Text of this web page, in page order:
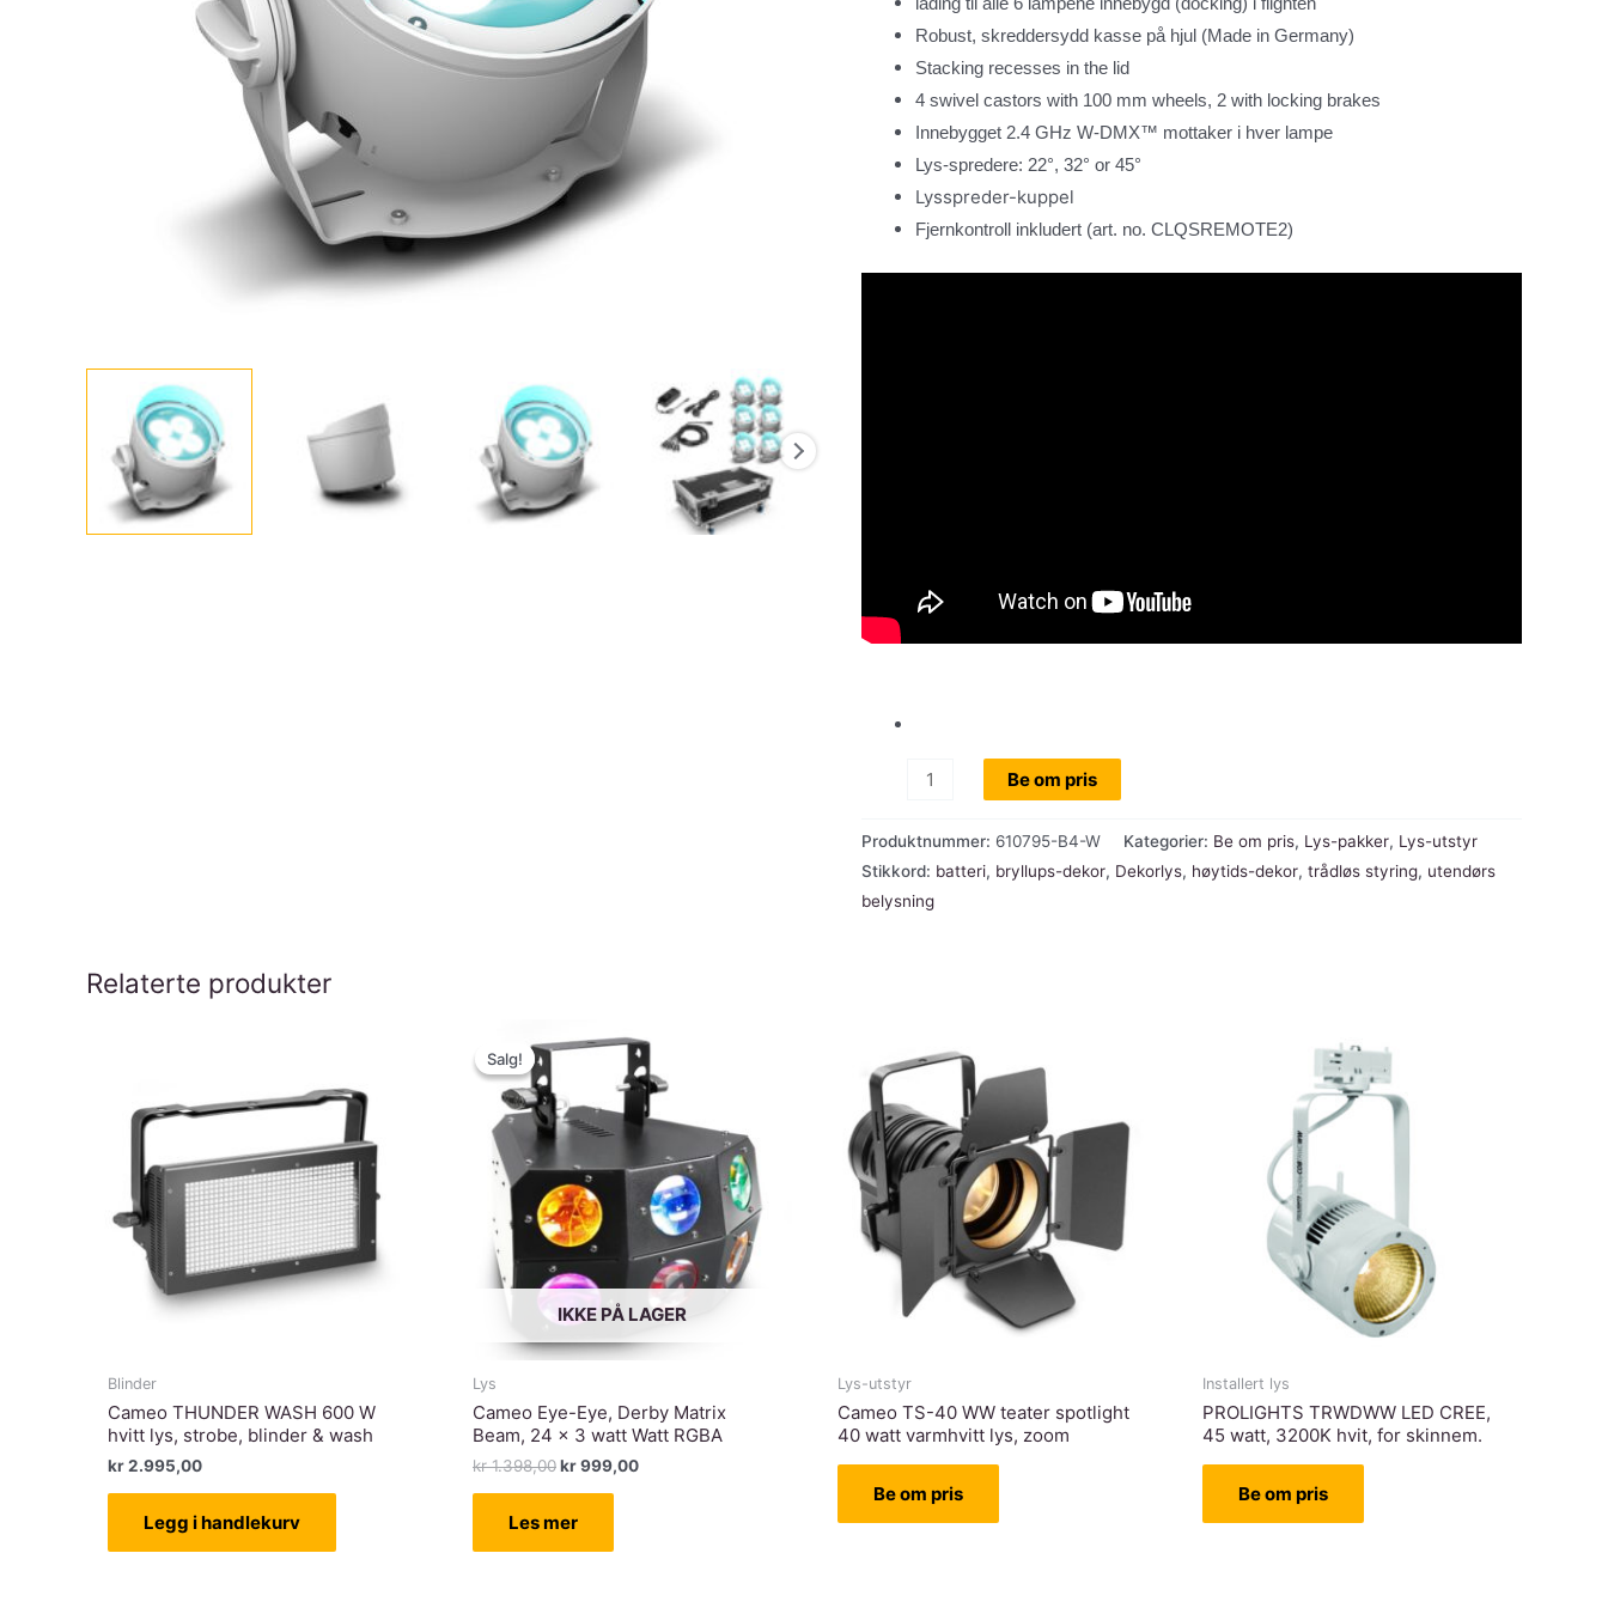
Robust, skreddersydd kasse på hjul (Made in Germany)
Stacking recesses in the lid
4 swivel castors with 100 mm wheels, 2 with locking brakes
Innebygget 2.4 GHz W-DMX™ mottaker i hver lampe
Lys-spredere: 22°, 32° or 45°
Lysspreder-kuppel
Fjernkontroll inkludert (art. no. CLQSREMOTE2)
B4,
dekorlys
6
flight
m/ladestasjon,
hvite
antall
Be om pris
Produktnummer: 610795-B4-W Kategorier: Be om pris, Lys-pakker, Lys-utstyr
Stikkord: batteri, bryllups-dekor, Dekorlys, høytids-dekor, trådløs styring, utendørs
belysning
Relaterte produkter
Blinder
Cameo THUNDER WASH 600 W
hvitt lys, strobe, blinder & wash
kr2.995,00
Legg i handlekurv
Salg!
IKKE PÅ LAGER
Salg!
Lys
Cameo Eye-Eye, Derby Matrix
Beam, 24 x 3 watt Watt RGBA
kr1.398,00Opprinnelig
kr 1.398,00.
kr999,00Nåværende
Les mer
Lys-utstyr
Cameo TS-40 WW teater spotlight
40 watt varmhvitt lys, zoom
Be om pris
Installert lys
PROLIGHTS TRWDWW LED CREE,
45 watt, 3200K hvit, for skinnem.
Be om pris